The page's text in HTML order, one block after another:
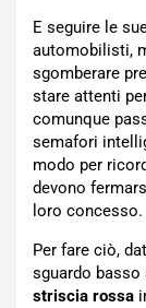
E seguire le
automobilisti,
sgomberare
stare attenti
comunque
semafori
modo per
devono
loro concesso.
Per fare ciò,
sguardo basso
striscia rossa